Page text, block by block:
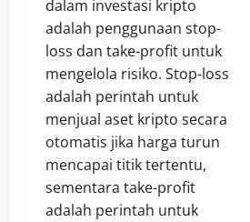
dalam investasi kripto
adalah penggunaan stop-
loss dan take-profit untuk
mengelola risiko. Stop-loss
adalah perintah untuk
menjual aset kripto secara
otomatis jika harga turun
mencapai titik tertentu,
sementara take-profit
adalah perintah untuk